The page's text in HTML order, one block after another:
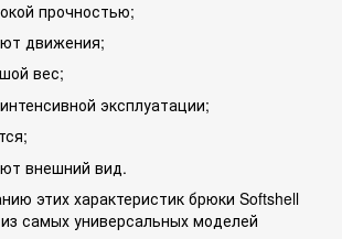
прочностью;
движения;
вес;
эксплуатации;
внешний вид.
этих характеристик брюки Softshell
самых универсальных моделей